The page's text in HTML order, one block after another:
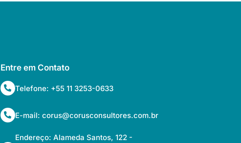
Entre em Contato
Telefone: +55 11 3253-0633
E-mail: corus@corusconsultores.com.br
Endereço: Alameda Santos, 122 -